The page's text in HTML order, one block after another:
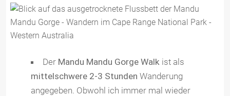
Der Mandu Mandu Gorge Walk ist als
mittelschwere 2-3 Stunden Wanderung
angegeben. Obwohl ich immer mal wieder